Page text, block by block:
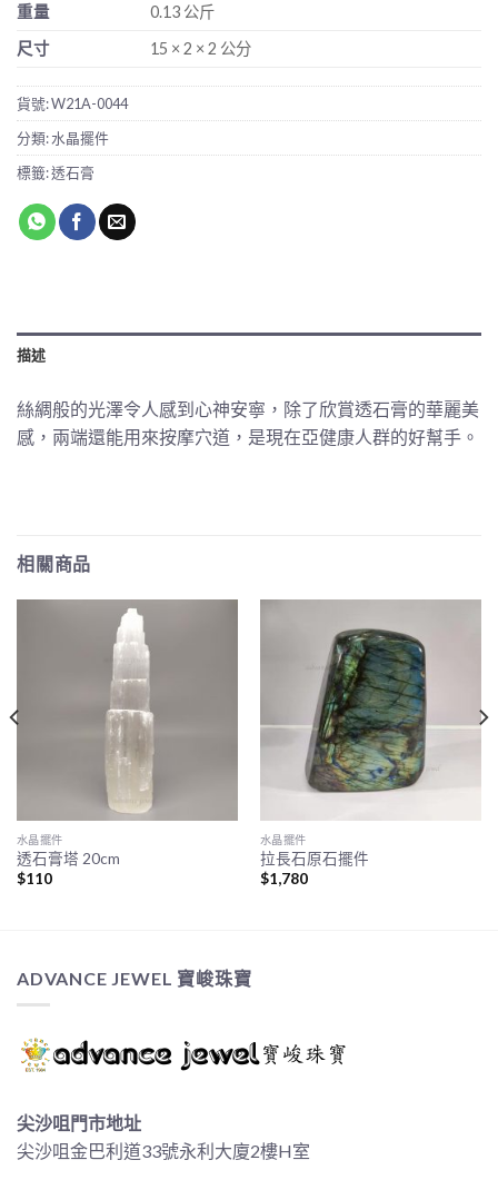
重量
0.13 公斤
尺寸
15 × 2 × 2 公分
貨號:W21A-0044
分類:水晶擺件
標籤:透石膏
描述
絲綢般的光澤令人感到心神安寧，除了欣賞透石膏的華麗美
感，兩端還能用來按摩穴道，是現在亞健康人群的好幫手。
相關商品
水晶擺件
透石膏塔 20cm
$110
水晶擺件
拉長石原石擺件
$1,780
ADVANCE JEWEL 寶峻珠寶
尖沙咀門市地址
尖沙咀金巴利道33號永利大廈2樓H室